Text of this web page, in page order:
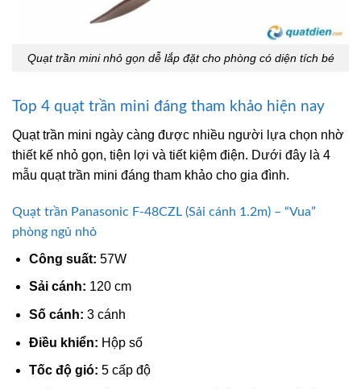
Quạt trần mini nhỏ gọn dễ lắp đặt cho phòng có diện tích bé
Top 4 quạt trần mini đáng tham khảo hiện nay
Quạt trần mini ngày càng được nhiều người lựa chọn nhờ
thiết kế nhỏ gọn, tiện lợi và tiết kiệm điện. Dưới đây là 4
mẫu quạt trần mini đáng tham khảo cho gia đình.
Quạt trần Panasonic F-48CZL (Sải cánh 1.2m) – “Vua”
phòng ngủ nhỏ
Công suất: 57W
Sải cánh: 120 cm
Số cánh: 3 cánh
Điều khiển: Hộp số
Tốc độ gió: 5 cấp độ